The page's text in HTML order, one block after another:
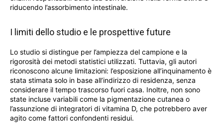
riducendo l’assorbimento intestinale.
I limiti dello studio e le prospettive future
Lo studio si distingue per l’ampiezza del campione e la
rigorosità dei metodi statistici utilizzati. Tuttavia, gli autori
riconoscono alcune limitazioni: l’esposizione all’inquinamento è
stata stimata solo in base all’indirizzo di residenza, senza
considerare il tempo trascorso fuori casa. Inoltre, non sono
state incluse variabili come la pigmentazione cutanea o
l’assunzione di integratori di vitamina D, che potrebbero aver
agito come fattori confondenti residui.